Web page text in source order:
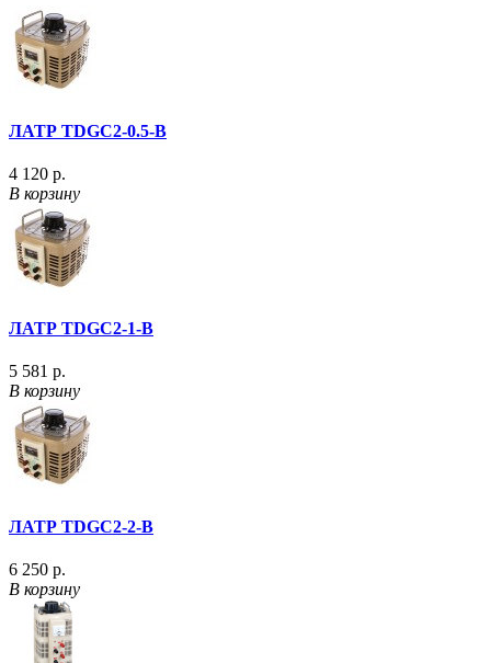
ЛАТР TDGC2-0.5-В
4 120 р.
В корзину
ЛАТР TDGC2-1-В
5 581 р.
В корзину
ЛАТР TDGC2-2-В
6 250 р.
В корзину